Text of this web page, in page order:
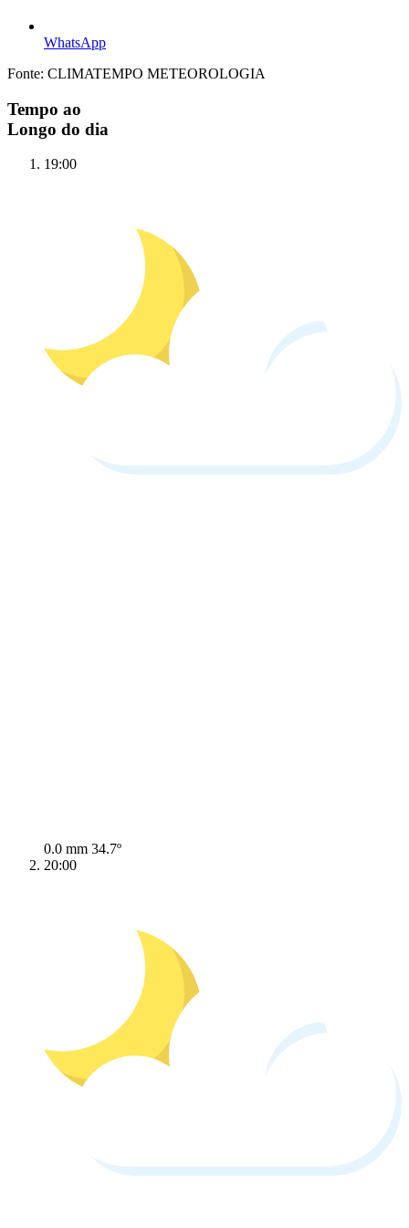
WhatsApp
Fonte: CLIMATEMPO METEOROLOGIA
Tempo ao
Longo do dia
19:00
0.0 mm 34.7º
20:00